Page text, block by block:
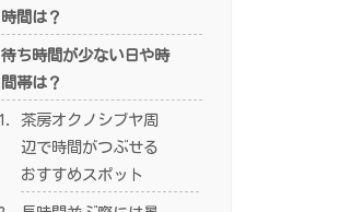
時間は？
待ち時間が少ない日や時
間帯は？
茶房オクノシブヤ周
辺で時間がつぶせる
おすすめスポット